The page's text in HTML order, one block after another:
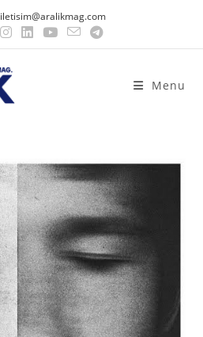
iletisim@aralikmag.com
Menu